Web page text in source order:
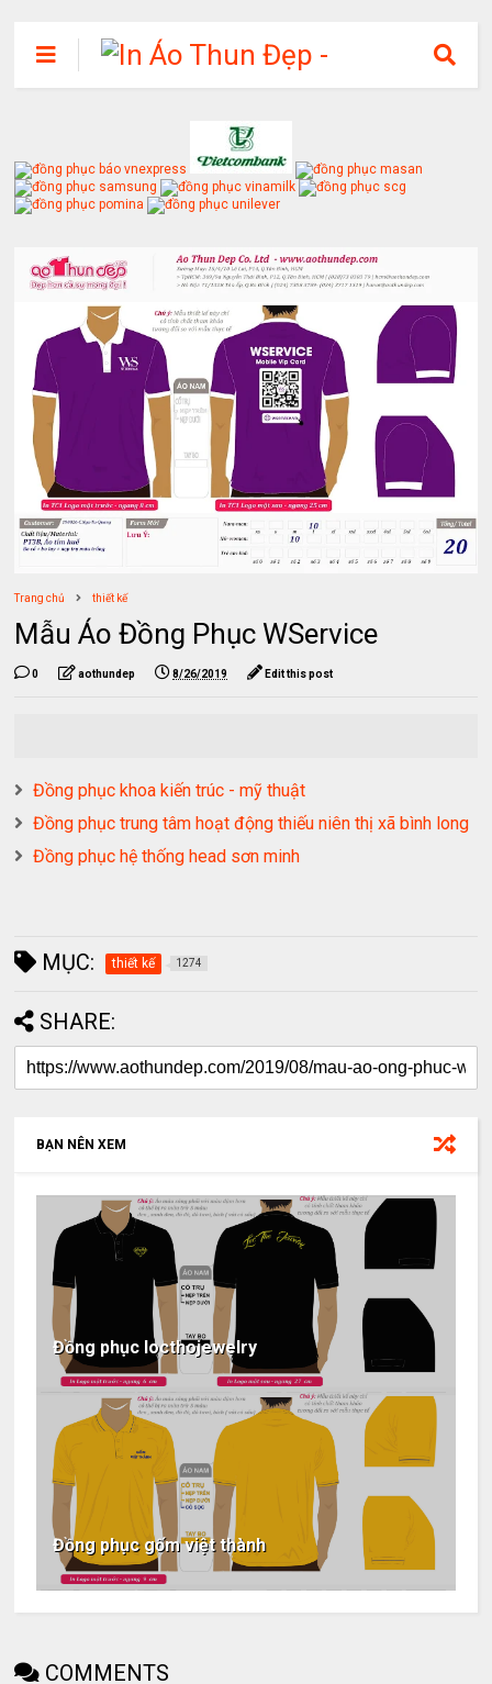
Trang chủ thiết kế
Mẫu Áo Đồng Phục WService
0 aothundep 8/26/2019 Edit this post
Đồng phục khoa kiến trúc - mỹ thuật
Đồng phục trung tâm hoạt động thiếu niên thị xã bình long
Đồng phục hệ thống head sơn minh
MỤC: thiết kế 1274
SHARE:
BẠN NÊN XEM
Đồng phục locthojewelry
Đồng phục gốm việt thành
COMMENTS